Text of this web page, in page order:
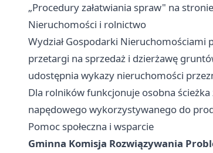
„Procedury załatwiania spraw" na
Nieruchomości i rolnictwo
Wydział Gospodarki
przetargi na sprzedaż i dzierżawę
udostępnia wykazy nieruchomości
Dla rolników funkcjonuje osobna
napędowego wykorzystywanego do
Pomoc społeczna i wsparcie
Gminna Komisja Rozwiązywania